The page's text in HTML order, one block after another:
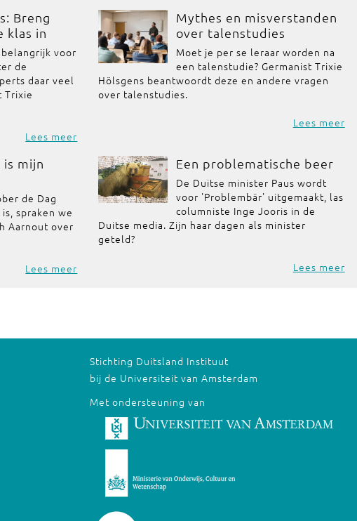
Breng
klas in
voor
de
daar veel
Trixie
Lees meer
Mythes en misverstanden
over talenstudies
Moet je per se leraar worden na
een talenstudie? Germanist Trixie
Hölsgens beantwoordt deze en andere vragen
over talenstudies.
Lees meer
mijn
de Dag
spraken we
Aarnout over
Lees meer
Een problematische beer
De Duitse minister Paus wordt
voor 'Problembär' uitgemaakt, las
columniste Inge Jooris in de
Duitse media. Zijn haar dagen als minister
geteld?
Lees meer
Stichting Duitsland Instituut
bij de Universiteit van Amsterdam
Met ondersteuning van